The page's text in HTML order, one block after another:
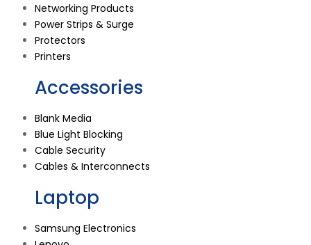
Networking Products
Power Strips & Surge
Protectors
Printers
Accessories
Blank Media
Blue Light Blocking
Cable Security
Cables & Interconnects
Laptop
Samsung Electronics